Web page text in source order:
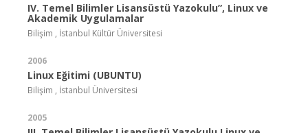
IV. Temel Bilimler Lisansüstü Yazokulu”, Linux ve
Akademik Uygulamalar
Bilişim , İstanbul Kültür Üniversitesi
2006
Linux Eğitimi (UBUNTU)
Bilişim , İstanbul Üniversitesi
2005